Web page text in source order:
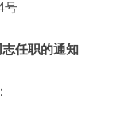
号
志任职的通知